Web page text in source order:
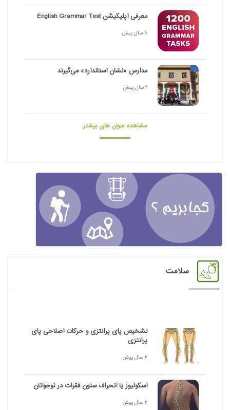
معرفی اپلیکیشن English Grammar Test
8 سال پیش
مدارس «نشان استاندارد» می‌گیرند
9 سال پیش
مشاهده عنوان های بیشتر
سلامت
تشخیص پای پرانتزی و حرکات اصلاحی پای
پرانتزی
2 سال پیش
اسکولیوز یا انحراف ستون فقرات در نوجوانان
2 سال پیش